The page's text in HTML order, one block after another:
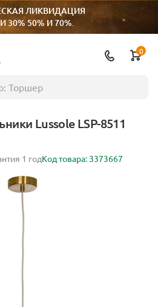
ЛИКВИДАЦИЯ
30% 50% И 70%.
0
Lussole LSP-8511
1 годКод товара: 3373667